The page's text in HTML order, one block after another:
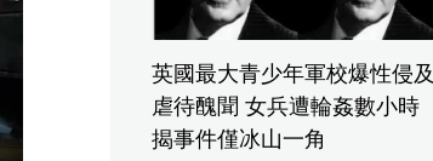
英國最大青少年軍校爆性侵及
虐待醜聞 女兵遭輪姦數小時
揭事件僅冰山一角